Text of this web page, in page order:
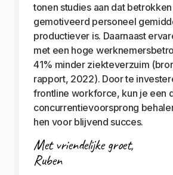
tonen studies aan dat
gemotiveerd personeel
productiever is. Daarnaast
met een hoge
41% minder ziekteverzuim
rapport, 2022). Door te
frontline workforce, kun je een
concurrentievoorsprong
hen voor blijvend succes.
Met vriendelijke groet,
Ruben